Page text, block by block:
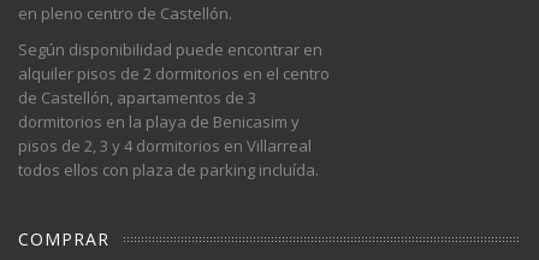
en pleno centro de Castellón.
Según disponibilidad puede encontrar en
alquiler pisos de 2 dormitorios en el centro
de Castellón, apartamentos de 3
dormitorios en la playa de Benicasim y
pisos de 2, 3 y 4 dormitorios en Villarreal
todos ellos con plaza de parking incluída.
COMPRAR